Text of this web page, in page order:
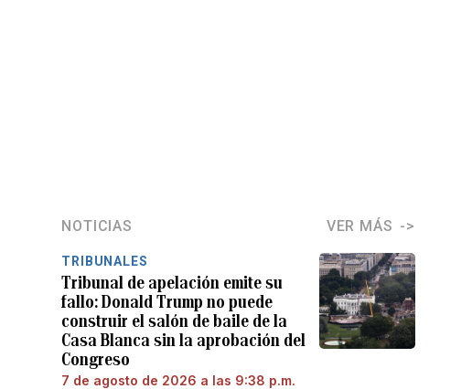
NOTICIAS VER MÁS
TRIBUNALES
Tribunal de apelación emite su
fallo: Donald Trump no puede
construir el salón de baile de la
Casa Blanca sin la aprobación del
Congreso
7 de agosto de 2026 a las 9:38 p.m.